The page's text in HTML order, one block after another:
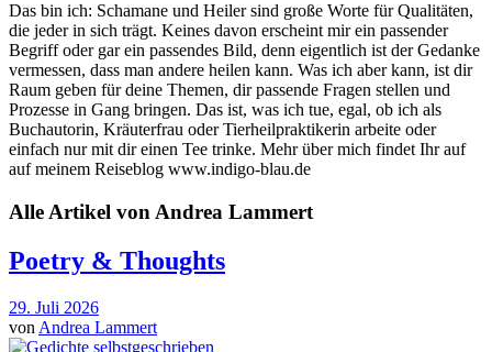
Das bin ich: Schamane und Heiler sind große Worte für Qualitäten,
die jeder in sich trägt. Keines davon erscheint mir ein passender
Begriff oder gar ein passendes Bild, denn eigentlich ist der Gedanke
vermessen, dass man andere heilen kann. Was ich aber kann, ist dir
Raum geben für deine Themen, dir passende Fragen stellen und
Prozesse in Gang bringen. Das ist, was ich tue, egal, ob ich als
Buchautorin, Kräuterfrau oder Tierheilpraktikerin arbeite oder
einfach nur mit dir einen Tee trinke. Mehr über mich findet Ihr auf
auf meinem Reiseblog www.indigo-blau.de
Alle Artikel von Andrea Lammert
Poetry & Thoughts
29. Juli 2026
von Andrea Lammert